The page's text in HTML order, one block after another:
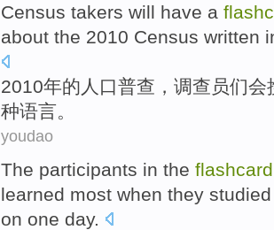
Census takers will have a
about the 2010 Census written
2010年的 人口普查 ， 调查员们会
种语言。
youdao
The participants in the flashcard
learned most when they
on one day.